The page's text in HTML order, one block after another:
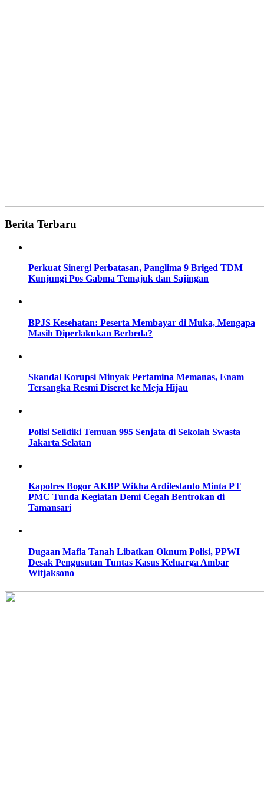
Berita Terbaru
Perkuat Sinergi Perbatasan, Panglima 9 Briged TDM
Kunjungi Pos Gabma Temajuk dan Sajingan
BPJS Kesehatan: Peserta Membayar di Muka, Mengapa
Masih Diperlakukan Berbeda?
Skandal Korupsi Minyak Pertamina Memanas, Enam
Tersangka Resmi Diseret ke Meja Hijau
Polisi Selidiki Temuan 995 Senjata di Sekolah Swasta
Jakarta Selatan
Kapolres Bogor AKBP Wikha Ardilestanto Minta PT
PMC Tunda Kegiatan Demi Cegah Bentrokan di
Tamansari
Dugaan Mafia Tanah Libatkan Oknum Polisi, PPWI
Desak Pengusutan Tuntas Kasus Keluarga Ambar
Witjaksono